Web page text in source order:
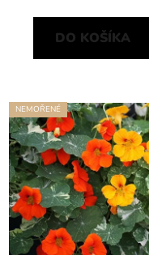
DO KOŠÍKA
NEMOŘENÉ